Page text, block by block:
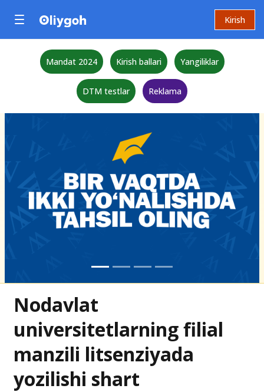
Kirish
Mandat 2024 Kirish ballari Yangiliklar
DTM testlar Reklama
Nodavlat
universitetlarning filial
manzili litsenziyada
yozilishi shart